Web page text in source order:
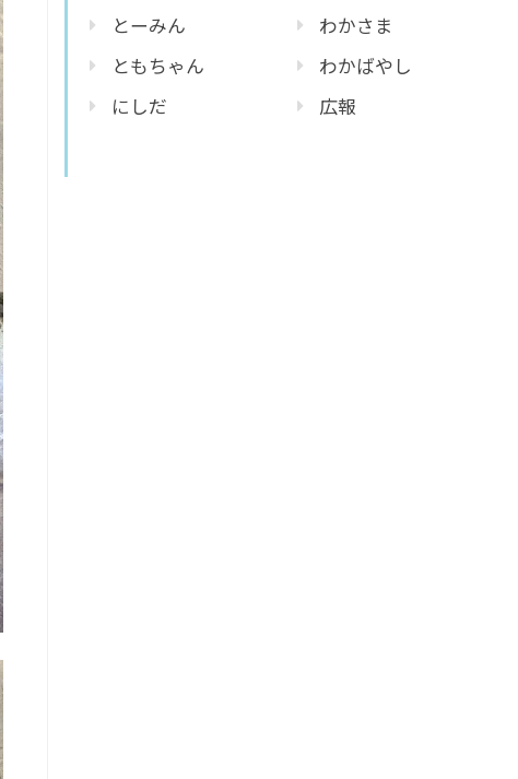
とーみん
ともちゃん
にしだ
わかさま
わかばやし
広報